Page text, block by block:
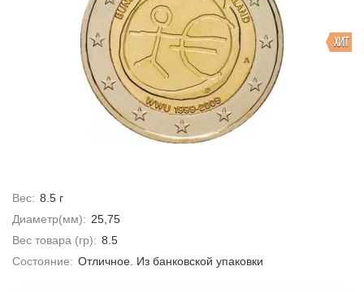
ХИТ
Вес: 8.5 г
Диаметр(мм): 25,75
Вес товара (гр): 8.5
Состояние: Отличное. Из банковской упаковки